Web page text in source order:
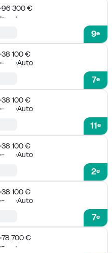
96 300 €
-
9e
38 100 €
- Auto
7e
38 100 €
- Auto
11e
38 100 €
- Auto
2e
38 100 €
- Auto
7e
78 700 €
-